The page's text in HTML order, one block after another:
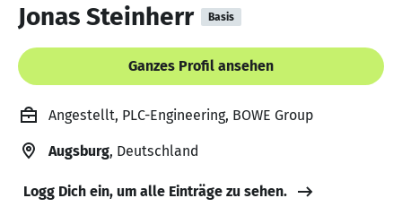
Jonas Steinherr Basis
Ganzes Profil ansehen
Angestellt, PLC-Engineering, BOWE Group
Augsburg, Deutschland
Logg Dich ein, um alle Einträge zu sehen.